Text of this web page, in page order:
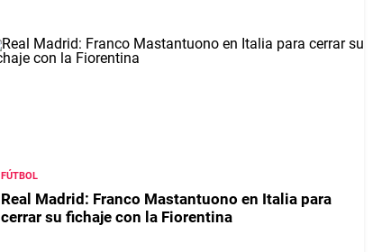
FÚTBOL
Real Madrid: Franco Mastantuono en Italia para
cerrar su fichaje con la Fiorentina